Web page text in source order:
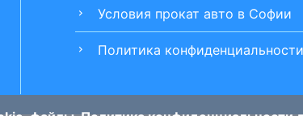
chevron_right Условия прокат авто в Софии
chevron_right Политика конфиденциальности